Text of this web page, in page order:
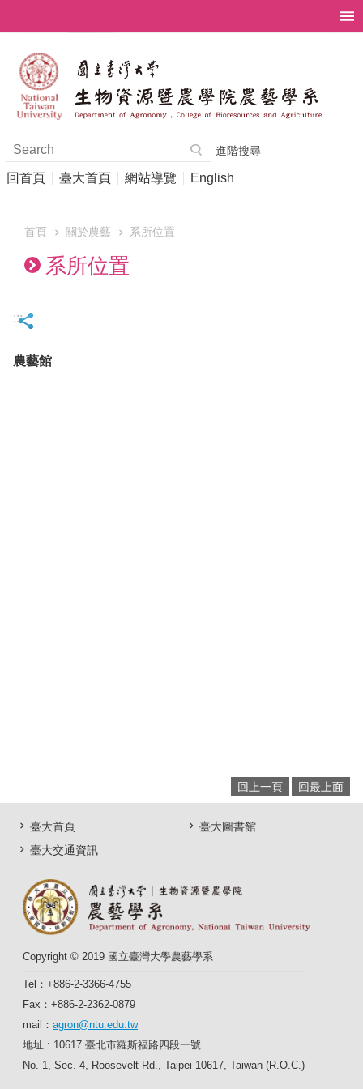
進階搜尋
回首頁 臺大首頁 網站導覽 English
首頁 關於農藝 系所位置
系所位置
:::
農藝館
回上一頁 回最上面
臺大首頁
臺大圖書館
臺大交通資訊
Copyright © 2019 國立臺灣大學農藝學系
Tel：+886-2-3366-4755
Fax：+886-2-2362-0879
mail： agron@ntu.edu.tw
地址 : 10617 臺北市羅斯福路四段一號
No. 1, Sec. 4, Roosevelt Rd., Taipei 10617, Taiwan (R.O.C.)